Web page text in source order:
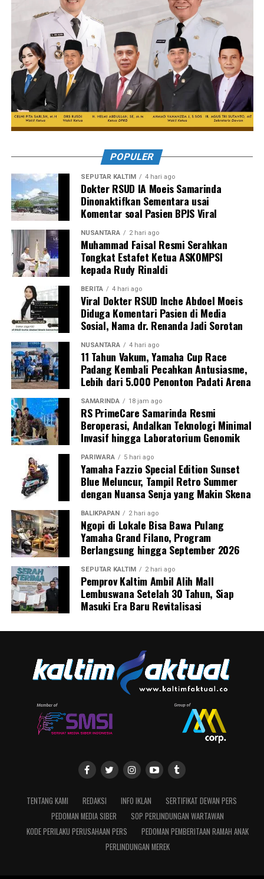
POPULER
SEPUTAR KALTIM 4 hari ago
Dokter RSUD IA Moeis Samarinda
Dinonaktifkan Sementara usai
Komentar soal Pasien BPJS Viral
NUSANTARA 2 hari ago
Muhammad Faisal Resmi Serahkan
Tongkat Estafet Ketua ASKOMPSI
kepada Rudy Rinaldi
BERITA 4 hari ago
Viral Dokter RSUD Inche Abdoel Moeis
Diduga Komentari Pasien di Media
Sosial, Nama dr. Renanda Jadi Sorotan
NUSANTARA 4 hari ago
11 Tahun Vakum, Yamaha Cup Race
Padang Kembali Pecahkan Antusiasme,
Lebih dari 5.000 Penonton Padati Arena
SAMARINDA 18 jam ago
RS PrimeCare Samarinda Resmi
Beroperasi, Andalkan Teknologi Minimal
Invasif hingga Laboratorium Genomik
PARIWARA 5 hari ago
Yamaha Fazzio Special Edition Sunset
Blue Meluncur, Tampil Retro Summer
dengan Nuansa Senja yang Makin Skena
BALIKPAPAN 2 hari ago
Ngopi di Lokale Bisa Bawa Pulang
Yamaha Grand Filano, Program
Berlangsung hingga September 2026
SEPUTAR KALTIM 2 hari ago
Pemprov Kaltim Ambil Alih Mall
Lembuswana Setelah 30 Tahun, Siap
Masuki Era Baru Revitalisasi
TENTANG KAMI REDAKSI INFO IKLAN
SERTIFIKAT DEWAN PERS
PEDOMAN MEDIA SIBER
SOP PERLINDUNGAN WARTAWAN
KODE PERILAKU PERUSAHAAN PERS
PEDOMAN PEMBERITAAN RAMAH ANAK
PERLINDUNGAN MEREK